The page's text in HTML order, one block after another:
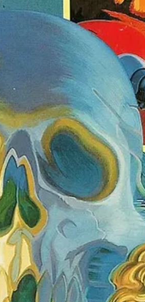
des indices susceptibles de nous faire
à force de tâtonnements, de déductions,
A vous de l’aider à trouver le vrai